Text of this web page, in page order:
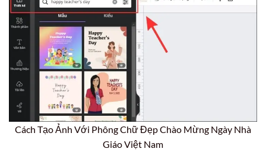
Cách Tạo Ảnh Với Phông Chữ Đẹp Chào Mừng Ngày Nhà
Giáo Việt Nam